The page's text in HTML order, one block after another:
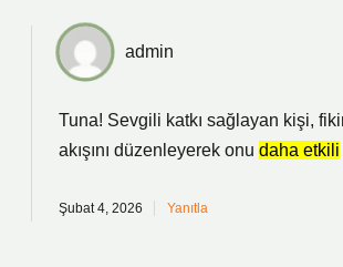
admin
Tuna! Sevgili katkı sağlayan kişi,
akışını düzenleyerek onu daha etkili
Şubat 4, 2026 Yanıtla